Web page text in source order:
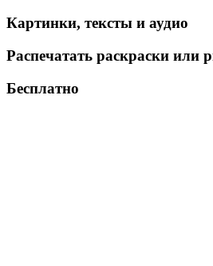
Картинки, тексты и аудио
Распечатать раскраски или
Бесплатно